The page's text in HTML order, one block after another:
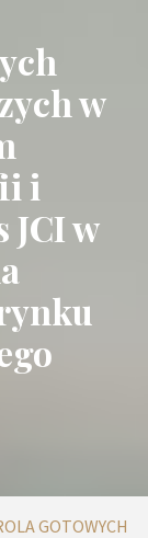
w
i
w
GOTOWYCH